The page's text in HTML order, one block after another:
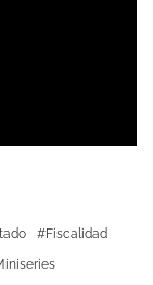
Fiscalidad